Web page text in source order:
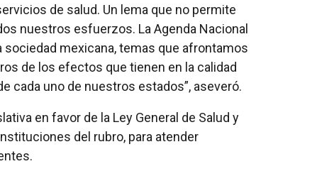
de salud. Un lema que no permite
nuestros esfuerzos. La Agenda Nacional
sociedad mexicana, temas que afrontamos
de los efectos que tienen en la calidad
cada uno de nuestros estados”, aseveró.
en favor de la Ley General de Salud y
del rubro, para atender